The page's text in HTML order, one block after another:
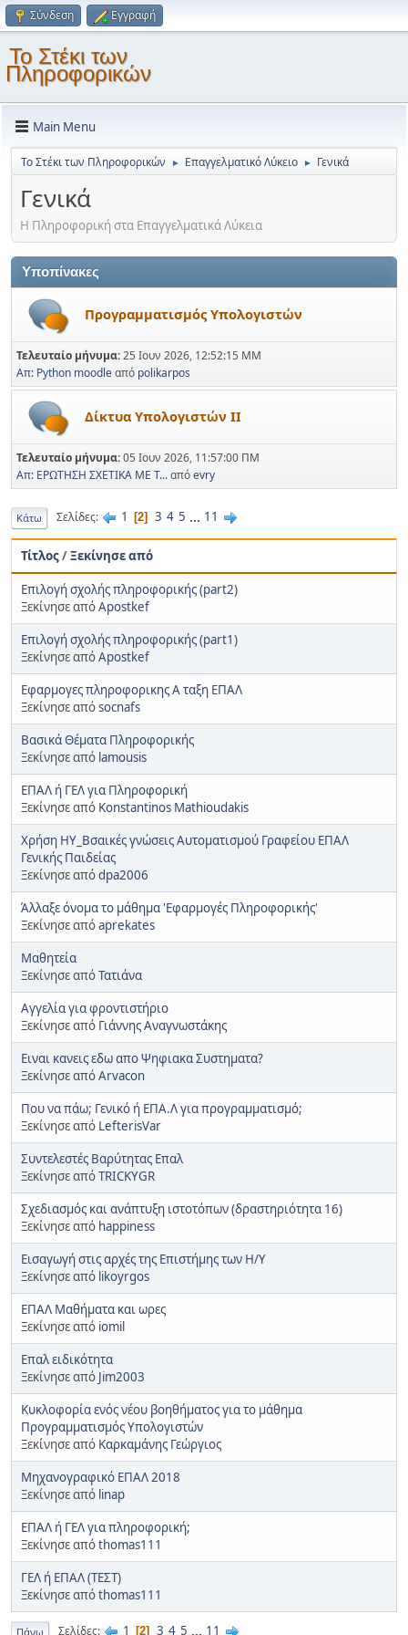
Σύνδεση Εγγραφή
Το Στέκι των
Πληροφορικών
Main Menu
Το Στέκι των Πληροφορικών ► Επαγγελματικό Λύκειο ► Γενικά
Γενικά
Η Πληροφορική στα Επαγγελματικά Λύκεια
Υποπίνακες
Προγραμματισμός Υπολογιστών
Τελευταίο μήνυμα:25 Ιουν 2026, 12:52:15 ΜΜ
Απ: Python moodleαπό polikarpos
Δίκτυα Υπολογιστών ΙΙ
Τελευταίο μήνυμα:05 Ιουν 2026, 11:57:00 ΠΜ
Απ: ΕΡΩΤΗΣΗ ΣΧΕΤΙΚΑ ΜΕ Τ...απόevry
Κάτω Σελίδες 1 2 3 4 5 ... 11
Τίτλος/Ξεκίνησε από
Επιλογή σχολής πληροφορικής (part2)
Ξεκίνησε απόApostkef
Επιλογή σχολής πληροφορικής (part1)
Ξεκίνησε απόApostkef
Εφαρμογες πληροφορικης Α ταξη ΕΠΑΛ
Ξεκίνησε απόsocnafs
Βασικά Θέματα Πληροφορικής
Ξεκίνησε από lamousis
ΕΠΑΛ ή ΓΕΛ για Πληροφορική
Ξεκίνησε από Konstantinos Mathioudakis
Χρήση ΗΥ_Βσαικές γνώσεις Αυτοματισμού Γραφείου ΕΠΑΛ
Γενικής Παιδείας
Ξεκίνησε απόdpa2006
Άλλαξε όνομα το μάθημα 'Εφαρμογές Πληροφορικής'
Ξεκίνησε απόaprekates
Μαθητεία
Ξεκίνησε απόΤατιάνα
Αγγελία για φροντιστήριο
Ξεκίνησε από Γιάννης Αναγνωστάκης
Ειναι κανεις εδω απο Ψηφιακα Συστηματα?
Ξεκίνησε απόArvacon
Που να πάω; Γενικό ή ΕΠΑ.Λ για προγραμματισμό;
Ξεκίνησε από LefterisVar
Συντελεστές Βαρύτητας Επαλ
Ξεκίνησε απόTRICKYGR
Σχεδιασμός και ανάπτυξη ιστοτόπων (δραστηριότητα 16)
Ξεκίνησε από happiness
Eισαγωγή στις αρχές της Eπιστήμης των H/Y
Ξεκίνησε από likoyrgos
ΕΠΑΛ Μαθήματα και ωρες
Ξεκίνησε από iomil
Επαλ ειδικότητα
Ξεκίνησε από Jim2003
Κυκλοφορία ενός νέου βοηθήματος για το μάθημα
Προγραμματισμός Υπολογιστών
Ξεκίνησε από Καρκαμάνης Γεώργιος
Mηχανογραφικό ΕΠΑΛ 2018
Ξεκίνησε από linap
ΕΠΑΛ ή ΓΕΛ για πληροφορική;
Ξεκίνησε απόthomas111
ΓΕΛ ή ΕΠΑΛ (ΤΕΣΤ)
Ξεκίνησε απόthomas111
Πάνω Σελίδες 1 2 3 4 5 ... 11